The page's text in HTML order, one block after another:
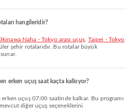
hangileridir?
Naha - Tokyo arası uçuş Taipei - Tokyo
şehir rotalarıdır. Bu rotalar büyük
erken uçuş saat kaçta kalkıyor?
diğer uçuş seçeneklerini